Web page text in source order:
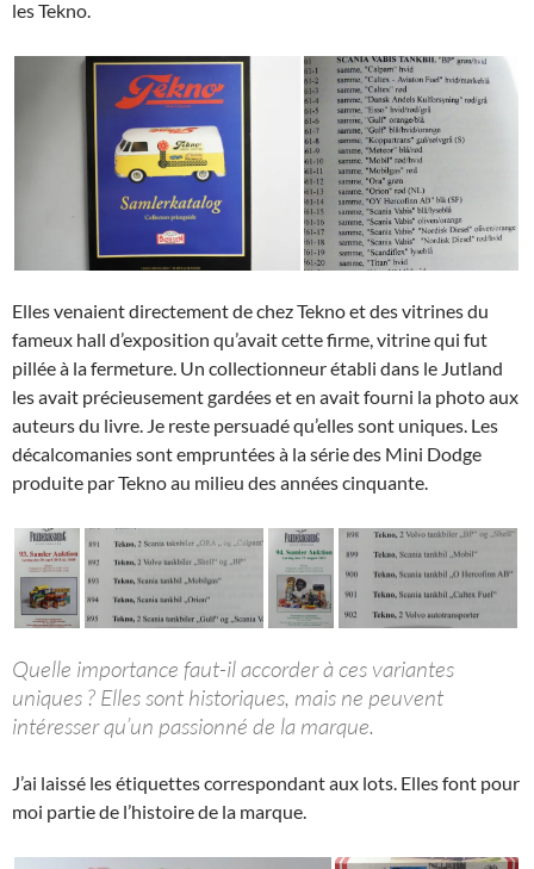
les Tekno.
Elles venaient directement de chez Tekno et des vitrines du
fameux hall d’exposition qu’avait cette firme, vitrine qui fut
pillée à la fermeture. Un collectionneur établi dans le Jutland
les avait précieusement gardées et en avait fourni la photo aux
auteurs du livre. Je reste persuadé qu’elles sont uniques. Les
décalcomanies sont empruntées à la série des Mini Dodge
produite par Tekno au milieu des années cinquante.
Quelle importance faut-il accorder à ces variantes
uniques ? Elles sont historiques, mais ne peuvent
intéresser qu’un passionné de la marque.
J’ai laissé les étiquettes correspondant aux lots. Elles font pour
moi partie de l’histoire de la marque.